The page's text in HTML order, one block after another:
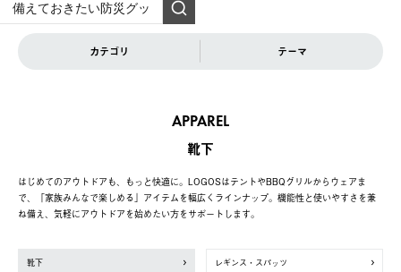
カテゴリ テーマ
APPAREL
靴下
はじめてのアウトドアも、もっと快適に。LOGOSはテントやBBQグリルからウェアま
で、「家族みんなで楽しめる」アイテムを幅広くラインナップ。機能性と使いやすさを兼
ね備え、気軽にアウトドアを始めたい方をサポートします。
靴下 レギンス・スパッツ